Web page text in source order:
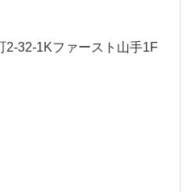
2-32-1Kファースト山手1F